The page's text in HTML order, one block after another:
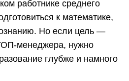
работнике среднего
к математике,
Но если цель —
менеджера, нужно
глубже и намного